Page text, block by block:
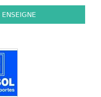
ENSEIGNE